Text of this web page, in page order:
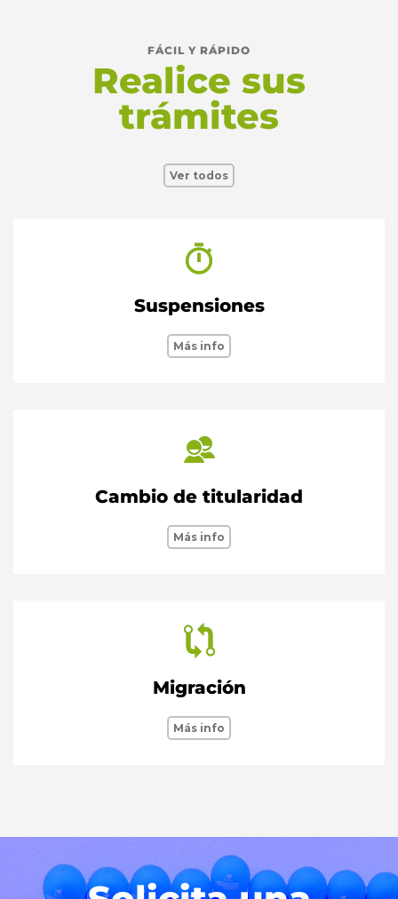
FÁCIL Y RÁPIDO
Realice sus
trámites
Ver todos
Suspensiones
Más info
Cambio de titularidad
Más info
Migración
Más info